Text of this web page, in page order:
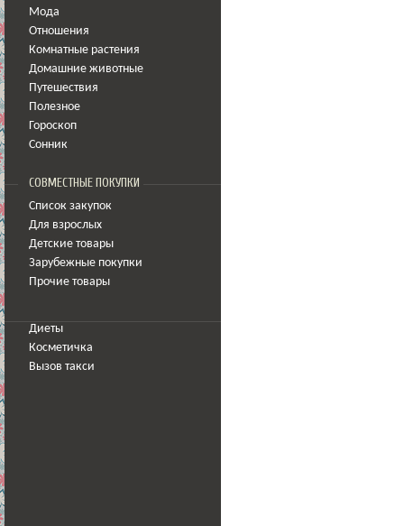
Мода
Отношения
Комнатные растения
Домашние животные
Путешествия
Полезное
Гороскоп
Сонник
СОВМЕСТНЫЕ ПОКУПКИ
Список закупок
Для взрослых
Детские товары
Зарубежные покупки
Прочие товары
Диеты
Косметичка
Вызов такси